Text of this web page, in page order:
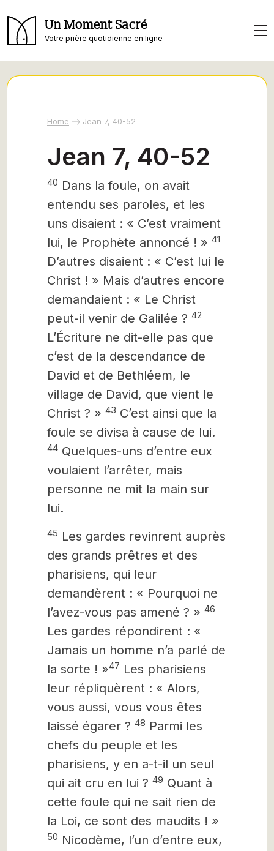
Un Moment Sacré
Votre prière quotidienne en ligne
Home Jean 7, 40-52
Jean 7, 40-52
40 Dans la foule, on avait
entendu ses paroles, et les
uns disaient : « C’est vraiment
lui, le Prophète annoncé ! » 41
D’autres disaient : « C’est lui le
Christ ! » Mais d’autres encore
demandaient : « Le Christ
peut-il venir de Galilée ? 42
L’Écriture ne dit-elle pas que
c’est de la descendance de
David et de Bethléem, le
village de David, que vient le
Christ ? » 43 C’est ainsi que la
foule se divisa à cause de lui.
44 Quelques-uns d’entre eux
voulaient l’arrêter, mais
personne ne mit la main sur
lui.
45 Les gardes revinrent auprès
des grands prêtres et des
pharisiens, qui leur
demandèrent : « Pourquoi ne
l’avez-vous pas amené ? » 46
Les gardes répondirent : «
Jamais un homme n’a parlé de
la sorte ! »47 Les pharisiens
leur répliquèrent : « Alors,
vous aussi, vous vous êtes
laissé égarer ? 48 Parmi les
chefs du peuple et les
pharisiens, y en a-t-il un seul
qui ait cru en lui ? 49 Quant à
cette foule qui ne sait rien de
la Loi, ce sont des maudits ! »
50 Nicodème, l’un d’entre eux,